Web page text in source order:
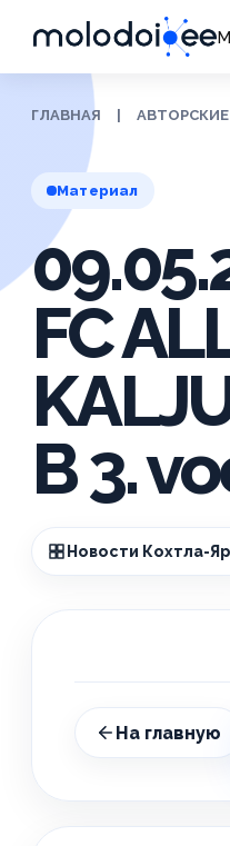
ГЛАВНАЯ
Материал
FC
B 3.
Новости Кохтла-
На главную